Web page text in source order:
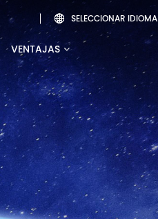
 SELECCIONAR IDIOMA
VENTAJAS